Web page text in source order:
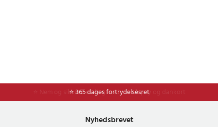
⭐ 365 dages fortrydelsesret
⭐ Nem og sikker betaling med mobilepay og dankort
Nyhedsbrevet